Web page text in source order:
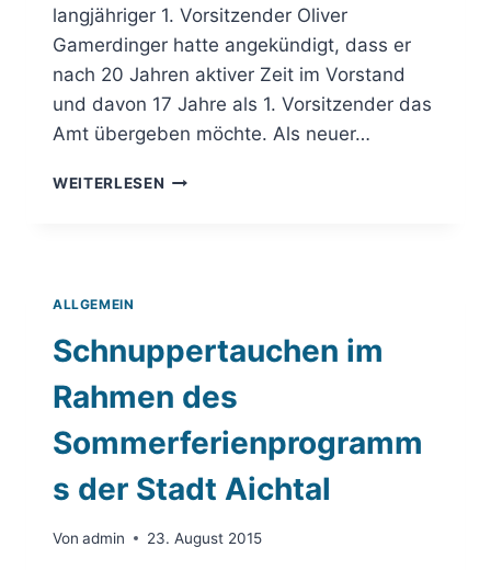
langjähriger 1. Vorsitzender Oliver
Gamerdinger hatte angekündigt, dass er
nach 20 Jahren aktiver Zeit im Vorstand
und davon 17 Jahre als 1. Vorsitzender das
Amt übergeben möchte. Als neuer…
WEITERLESEN NEUER
ALLGEMEIN
Schnuppertauchen im
Rahmen des
Sommerferienprogramm
s der Stadt Aichtal
Von admin 23. August 2015